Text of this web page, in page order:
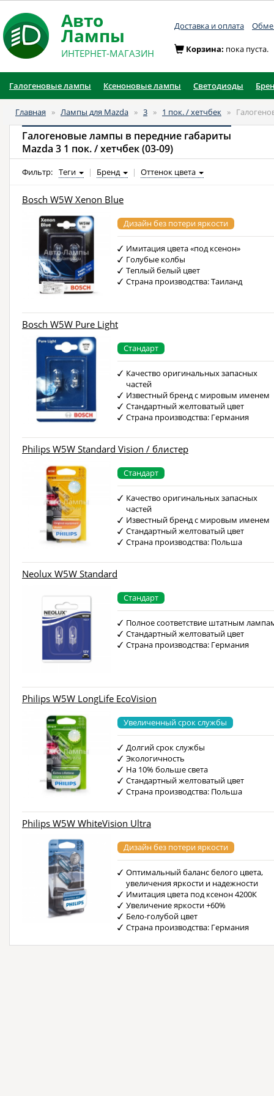
Авто
Лампы
ИНТЕРНЕТ-МАГАЗИН
Доставка и оплата
Корзина: пока пуста.
Галогеновые лампы Ксеноновые лампы Светодиоды
Главная » Лампы для Mazda » 3 » 1 пок. / хетчбек »
Галогеновые лампы в передние габариты
Mazda 3 1 пок. / хетчбек (03-09)
Фильтр: Теги | Бренд | Оттенок цвета
Bosch W5W Xenon Blue
Дизайн без потери яркости
Имитация цвета «под ксенон»
Голубые колбы
Теплый белый цвет
Страна производства: Таиланд
Bosch W5W Pure Light
Стандарт
Качество оригинальных запасных
частей
Известный бренд с мировым именем
Стандартный желтоватый цвет
Страна производства: Германия
Philips W5W Standard Vision / блистер
Стандарт
Качество оригинальных запасных
частей
Известный бренд с мировым именем
Стандартный желтоватый цвет
Страна производства: Польша
Neolux W5W Standard
Стандарт
Полное соответствие штатным
Стандартный желтоватый цвет
Страна производства: Германия
Philips W5W LongLife EcoVision
Увеличенный срок службы
Долгий срок службы
Экологичность
На 10% больше света
Стандартный желтоватый цвет
Страна производства: Польша
Philips W5W WhiteVision Ultra
Дизайн без потери яркости
Оптимальный баланс белого цвета,
увеличения яркости и надежности
Имитация цвета под ксенон 4200К
Увеличение яркости +60%
Бело-голубой цвет
Страна производства: Германия